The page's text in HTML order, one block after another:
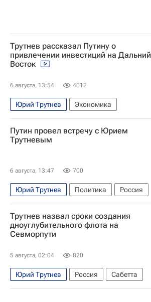
Трутнев рассказал Путину о
привлечении инвестиций на Дальний
Восток
6 августа, 13:54 4012
Юрий Трутнев
Экономика
Дальний Восток
Владимир Путин
Владивосток
Путин провел встречу с Юрием
Трутневым
6 августа, 13:47 700
Юрий Трутнев Политика
Россия
Владимир Путин
Трутнев назвал сроки создания
дноуглубительного флота на
Севморпути
5 августа, 02:04 820
Юрий Трутнев Россия
Сабетта
Владимир Путин